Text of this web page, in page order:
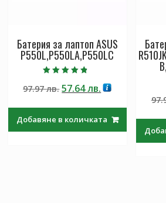
Батерия за лаптоп ASUS
P550L,P550LA,P550LC
4.50
от 5
97.97лв.Original
97.97 лв..
57.64лв.Текущата
57.64 лв..
Добавяне в количката